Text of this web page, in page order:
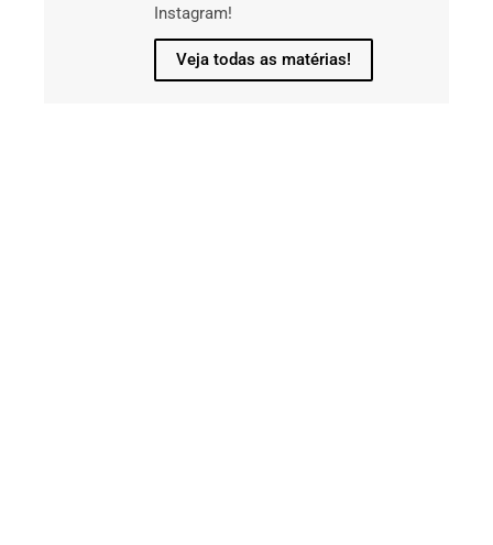
Instagram!
Veja todas as matérias!